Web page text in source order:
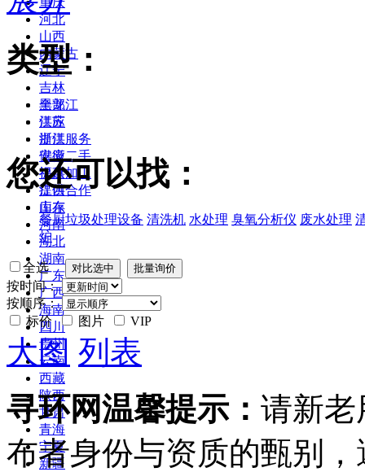
河北
山西
内蒙古
辽宁
吉林
黑龙江
江苏
浙江
安徽
福建
江西
山东
河南
湖北
湖南
广东
广西
海南
四川
贵州
云南
西藏
陕西
甘肃
青海
宁夏
新疆
类型：
全部
供应
提供服务
供应二手
提供加工
提供合作
库存
您还可以找：
餐厨垃圾处理设备 清洗机 水处理 臭氧分析仪 废水处理
炉
全选
按时间：
按顺序：
标价
图片 VIP
大图 列表
寻环网温馨提示： 请新老
布者身份与资质的甄别